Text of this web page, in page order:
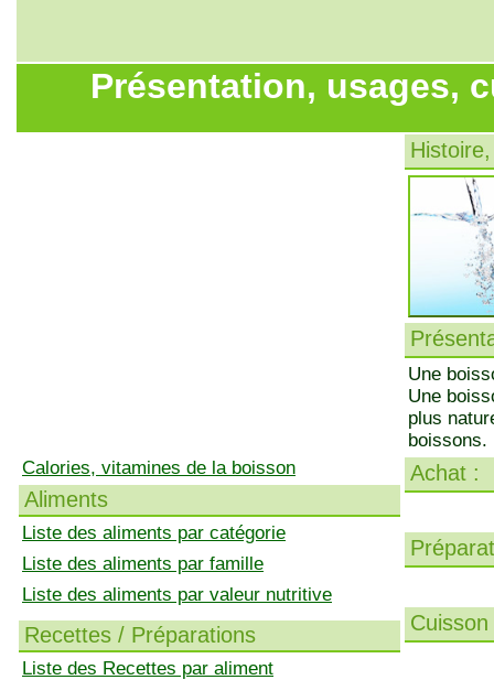
Présentation, usages,
Calories, vitamines de la boisson
Aliments
Liste des aliments par catégorie
Liste des aliments par famille
Liste des aliments par valeur nutritive
Recettes / Préparations
Liste des Recettes par aliment
Une
Une
plus
boissons.
Achat :
Cuisson